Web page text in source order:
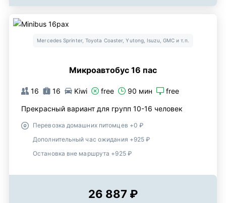
Mercedes Sprinter, Toyota Coaster, Yutong, Isuzu, GMC и т.п.
Микроавтобус 16 пас
16 16 Kiwi free 90 мин free
Прекрасный вариант для групп 10-16 человек
Перевозка домашних питомцев +0 ₽
Дополнительный час ожидания +925 ₽
Остановка вне маршрута +925 ₽
26 887 ₽